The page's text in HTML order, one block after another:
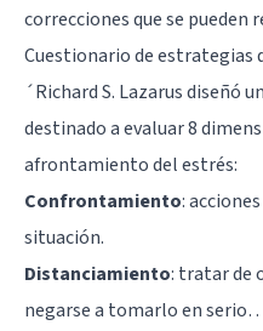
correcciones que se pueden
Cuestionario de
´Richard S. Lazarus diseñó
destinado a evaluar 8
afrontamiento del estrés:
Confrontamiento:
situación.
Distanciamiento: tratar de
negarse a tomarlo en